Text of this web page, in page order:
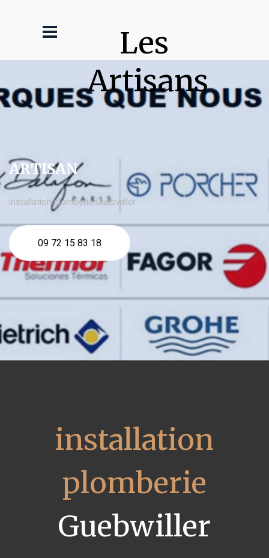
Les
Artisans
ARTISAN
installation plomberie Guebwiller
09 72 15 83 18
installation
plomberie
Guebwiller